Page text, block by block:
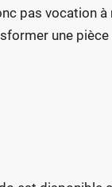
pas vocation à
une